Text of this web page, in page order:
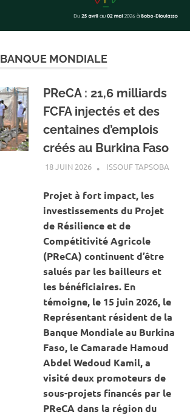
BANQUE MONDIALE
PReCA : 21,6 milliards
FCFA injectés et des
centaines d’emplois
créés au Burkina Faso
18 JUIN 2026 ISSOUF TAPSOBAA LA
Projet à fort impact, les
investissements du Projet
de Résilience et de
Compétitivité Agricole
(PReCA) continuent d’être
salués par les bailleurs et
les bénéficiaires. En
témoigne, le 15 juin 2026, le
Représentant résident de la
Banque Mondiale au Burkina
Faso, le Camarade Hamoud
Abdel Wedoud Kamil, a
visité deux promoteurs de
sous-projets financés par le
PReCA dans la région du